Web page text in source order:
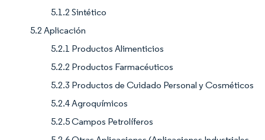
5.1.2 Sintético
5.2 Aplicación
5.2.1 Productos Alimenticios
5.2.2 Productos Farmacéuticos
5.2.3 Productos de Cuidado Personal y Cosméticos
5.2.4 Agroquímicos
5.2.5 Campos Petrolíferos